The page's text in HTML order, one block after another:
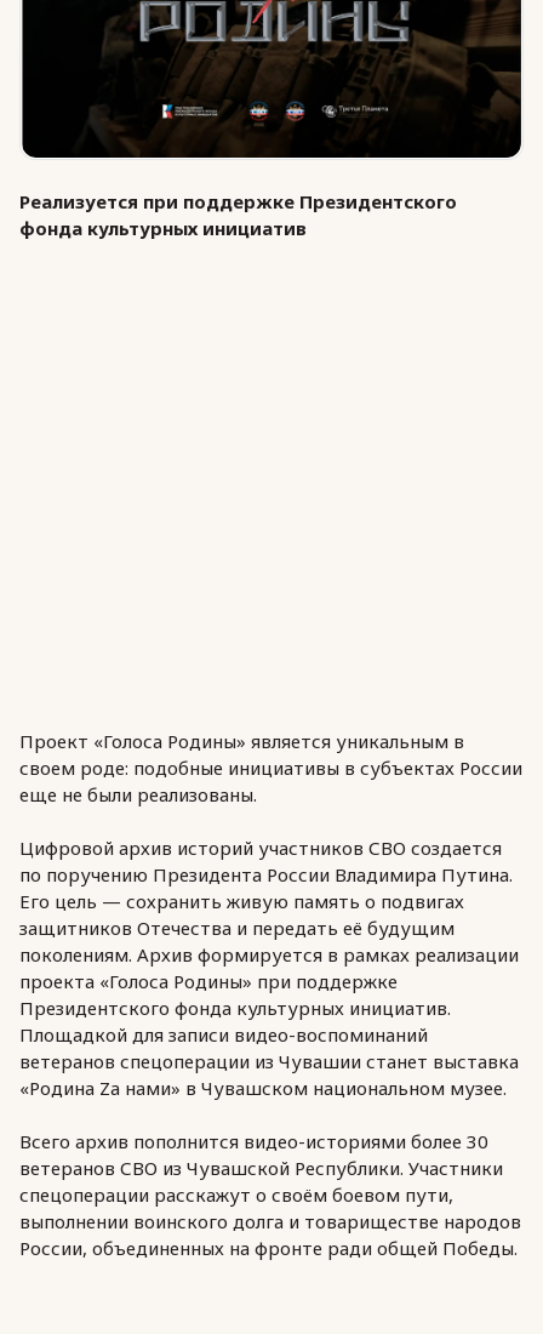
Реализуется при поддержке Президентского
фонда культурных инициатив
Проект «Голоса Родины» является уникальным в
своем роде: подобные инициативы в субъектах России
еще не были реализованы.
Цифровой архив историй участников СВО создается
по поручению Президента России Владимира Путина.
Его цель — сохранить живую память о подвигах
защитников Отечества и передать её будущим
поколениям. Архив формируется в рамках реализации
проекта «Голоса Родины» при поддержке
Президентского фонда культурных инициатив.
Площадкой для записи видео-воспоминаний
ветеранов спецоперации из Чувашии станет выставка
«Родина Zа нами» в Чувашском национальном музее.
Всего архив пополнится видео-историями более 30
ветеранов СВО из Чувашской Республики. Участники
спецоперации расскажут о своём боевом пути,
выполнении воинского долга и товариществе народов
России, объединенных на фронте ради общей Победы.
Юридическая помощь
Региональные меры поддержки